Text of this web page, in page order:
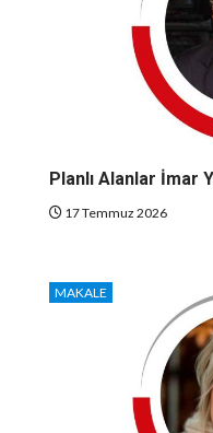
Planlı Alanlar İmar
17 Temmuz 2026
MAKALE